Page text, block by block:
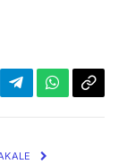
TelegramWhatsApp